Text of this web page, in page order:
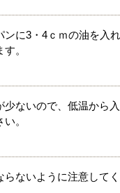
ンに3・4ｃｍの油を入
。
少ないので、低温から
。
らないように注意して